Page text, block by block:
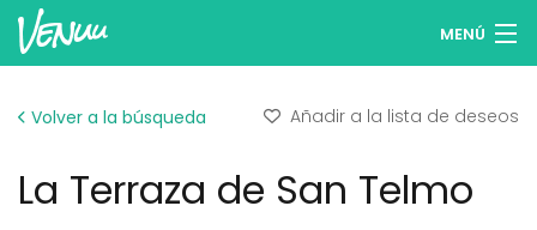
MENÚ
Iniciar sesión
Volver a la búsqueda Añadir a la lista de deseos
La Terraza de San Telmo